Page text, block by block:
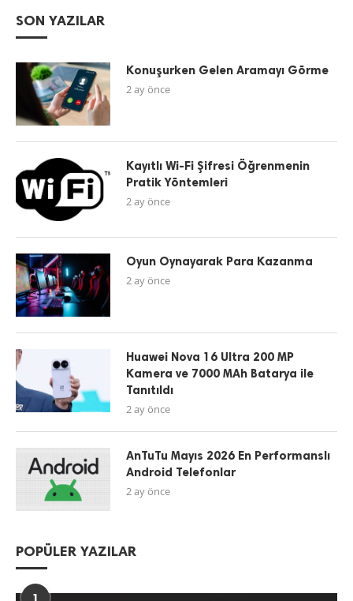
SON YAZILAR
Konuşurken Gelen Aramayı Görme
2 ay önce
Kayıtlı Wi-Fi Şifresi Öğrenmenin
Pratik Yöntemleri
2 ay önce
Oyun Oynayarak Para Kazanma
2 ay önce
Huawei Nova 16 Ultra 200 MP
Kamera ve 7000 MAh Batarya ile
Tanıtıldı
2 ay önce
AnTuTu Mayıs 2026 En Performanslı
Android Telefonlar
2 ay önce
POPÜLER YAZILAR